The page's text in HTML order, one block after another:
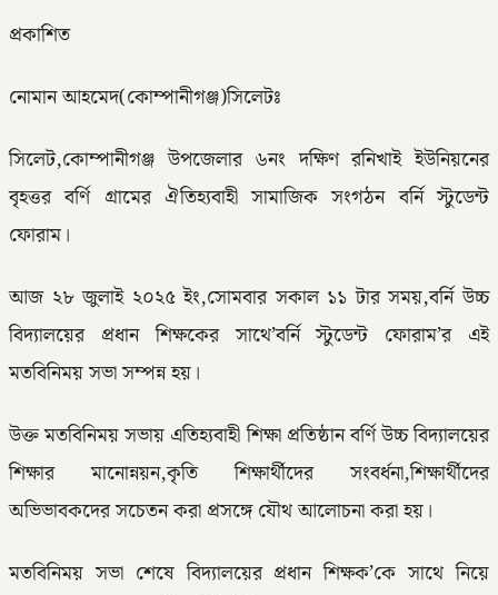
প্রকাশিত
নোমান আহমেদ(কোম্পানীগঞ্জ)সিলেটঃ
সিলেট,কোম্পানীগঞ্জ উপজেলার ৬নং দক্ষিণ রনিখাই ইউনিয়নের
বৃহত্তর বর্ণি গ্রামের ঐতিহ্যবাহী সামাজিক সংগঠন বর্নি স্টুডেন্ট
ফোরাম।
আজ ২৮ জুলাই ২০২৫ ইং,সোমবার সকাল ১১ টার সময়,বর্নি উচ্চ
বিদ্যালয়ের প্রধান শিক্ষকের সাথে’বর্নি স্টুডেন্ট ফোরাম’র এই
মতবিনিময় সভা সম্পন্ন হয়।
উক্ত মতবিনিময় সভায় এতিহ্যবাহী শিক্ষা প্রতিষ্ঠান বর্ণি উচ্চ বিদ্যালয়ের
শিক্ষার মানোন্নয়ন,কৃতি শিক্ষার্থীদের সংবর্ধনা,শিক্ষার্থীদের
অভিভাবকদের সচেতন করা প্রসঙ্গে যৌথ আলোচনা করা হয়।
মতবিনিময় সভা শেষে বিদ্যালয়ের প্রধান শিক্ষক’কে সাথে নিয়ে